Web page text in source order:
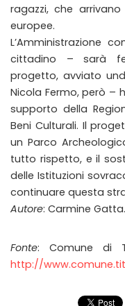
ragazzi, che
europee.
L’Amministrazione
cittadino – sarà
progetto, avviato
Nicola Fermo, però –
supporto della
Beni Culturali. Il
un Parco
tutto rispetto, e il
delle Istituzioni
continuare questa
Autore: Carmine Gatta.
Fonte: Comune di
http://